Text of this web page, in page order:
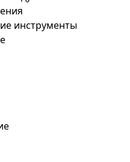
инструменты